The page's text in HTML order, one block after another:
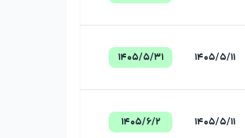
۱۴۰۵/۵/۱۱ ۱۴۰۵/۵/۳۱
۱۴۰۵/۵/۱۱ ۱۴۰۵/۶/۲